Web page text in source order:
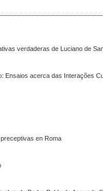
verdaderas de Luciano de
Ensaios acerca das Interações
en Roma